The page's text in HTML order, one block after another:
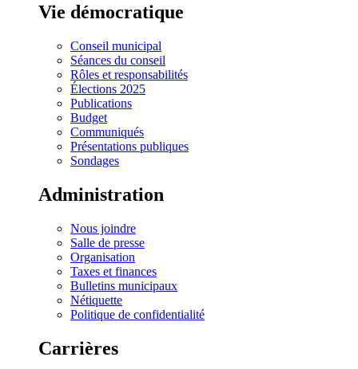
Vie démocratique
Conseil municipal
Séances du conseil
Rôles et responsabilités
Élections 2025
Publications
Budget
Communiqués
Présentations publiques
Sondages
Administration
Nous joindre
Salle de presse
Organisation
Taxes et finances
Bulletins municipaux
Nétiquette
Politique de confidentialité
Carrières